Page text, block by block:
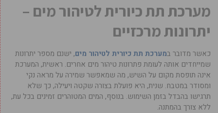
מערכת תת כיורית לטיהור מים –
יתרונות מרכזיים
כאשר מדובר במערכת תת כיורית לטיהור מים, ישנם מספר יתרונות
שמייחדים אותה לעומת פתרונות טיהור מים אחרים. ראשית, המערכת
אינה תופסת מקום על השיש, מה שמאפשר שמירה על מראה נקי
ומסודר במטבח. שנית, היא פועלת בצורה שקטה ויעילה, כך שלא
תרגישו בהבדל בזמן השימוש. בנוסף, המים המטוהרים זמינים בכל עת,
ללא צורך בהמתנה.